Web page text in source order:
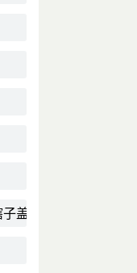
盖被子